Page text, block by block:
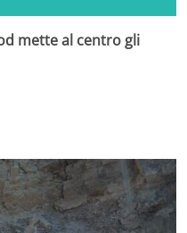
mette al centro gli